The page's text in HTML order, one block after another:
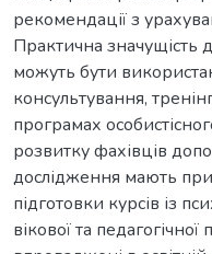
рекомендації з
Практична значущість
можуть бути
консультування,
програмах
розвитку фахівців
дослідження мають
підготовки курсів із
вікової та